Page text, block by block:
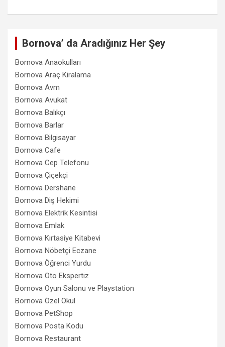
Bornova’ da Aradığınız Her Şey
Bornova Anaokulları
Bornova Araç Kiralama
Bornova Avm
Bornova Avukat
Bornova Balıkçı
Bornova Barlar
Bornova Bilgisayar
Bornova Cafe
Bornova Cep Telefonu
Bornova Çiçekçi
Bornova Dershane
Bornova Diş Hekimi
Bornova Elektrik Kesintisi
Bornova Emlak
Bornova Kırtasiye Kitabevi
Bornova Nöbetçi Eczane
Bornova Öğrenci Yurdu
Bornova Oto Ekspertiz
Bornova Oyun Salonu ve Playstation
Bornova Özel Okul
Bornova PetShop
Bornova Posta Kodu
Bornova Restaurant